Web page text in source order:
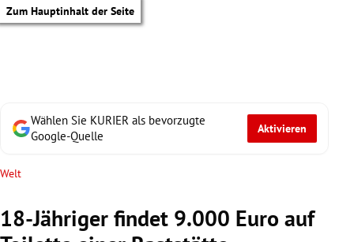
Zum Hauptinhalt der Seite
Wählen Sie KURIER als bevorzugte
Google-Quelle
Aktivieren
Welt
18-Jähriger findet 9.000 Euro auf